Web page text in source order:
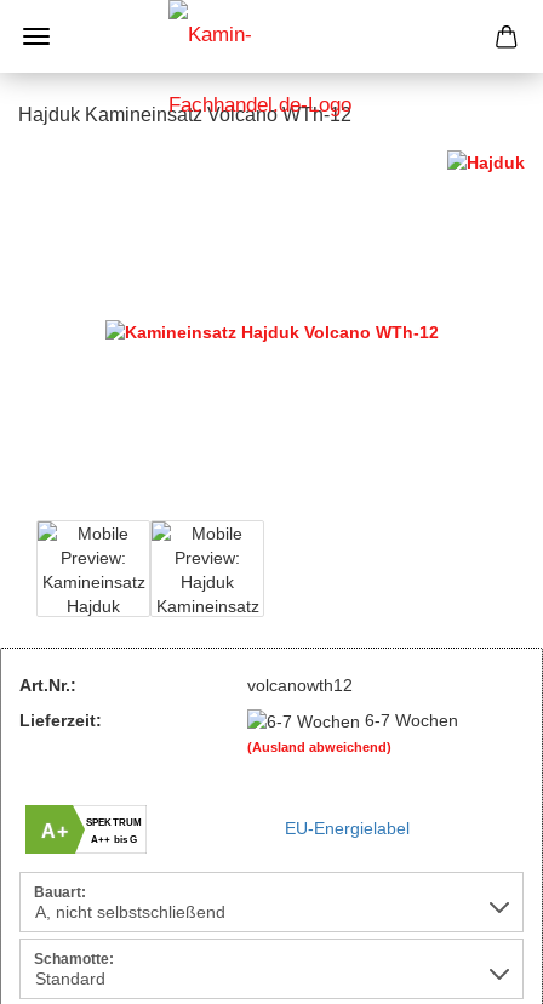
Hajduk Kamineinsatz Volcano WTh-12
Art.Nr.:
volcanowth12
Lieferzeit:
6-7 Wochen
(Ausland abweichend)
A+
SPEKTRUM
A++ bis G
EU-Energielabel
Bauart:
Schamotte: